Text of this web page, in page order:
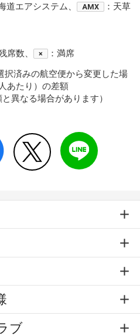
道エアシステム、 AMX
：天草
席数、 ×
：満席
済みの航空便から変更した場
あたり）の差額
異なる場合があります）
ブ